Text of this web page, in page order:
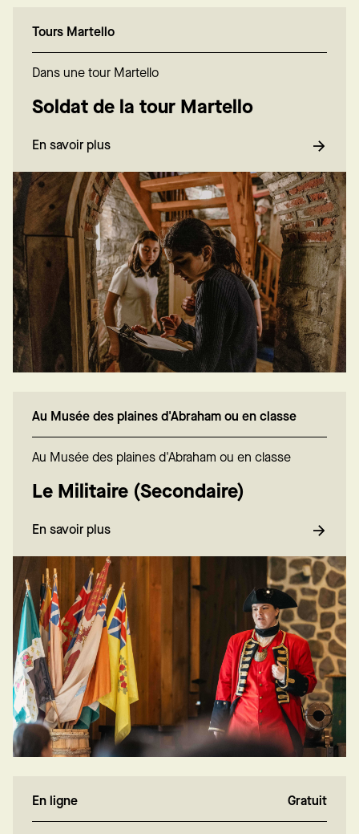
Tours Martello
Dans une tour Martello
Soldat de la tour Martello
En savoir plus
Au Musée des plaines d'Abraham ou en classe
Au Musée des plaines d'Abraham ou en classe
Le Militaire (Secondaire)
En savoir plus
En ligne Gratuit